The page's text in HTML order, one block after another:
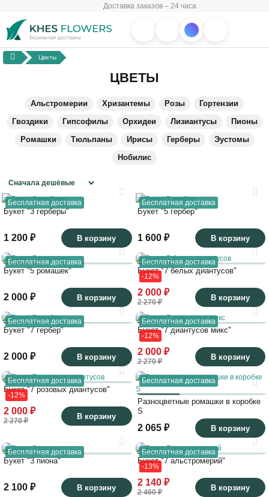
Доставка заказов – 24 часа
Цветы
ЦВЕТЫ
Альстромерии Хризантемы Розы
Гортензии
Гвоздики
Гипсофилы Орхидеи Лизиантусы
Пионы
Ромашки
Тюльпаны Ирисы Герберы
Эустомы
Нобилис
Бесплатная доставка
Букет "3 герберы"
1 200 ₽ В корзину
Бесплатная доставка
Букет "5 гербер"
1 600 ₽ В корзину
Бесплатная доставка
Букет "5 ромашек"
2 000 ₽ В корзину
Бесплатная доставка
-12%
Букет "7 белых диантусов"
2 000 ₽
2 270 ₽ В корзину
Бесплатная доставка
Букет "7 гербер"
2 000 ₽ В корзину
Бесплатная доставка
-12%
Букет "7 диантусов микс"
2 000 ₽
2 270 ₽ В корзину
Бесплатная доставка
-12%
Букет "7 розовых диантусов"
2 000 ₽
2 270 ₽ В корзину
Бесплатная доставка
Разноцветные ромашки в коробке
S
2 065 ₽ В корзину
Бесплатная доставка
Букет "3 пиона"
2 100 ₽ В корзину
Бесплатная доставка
-13%
Букет "7 альстромерий"
2 140 ₽
2 460 ₽ В корзину